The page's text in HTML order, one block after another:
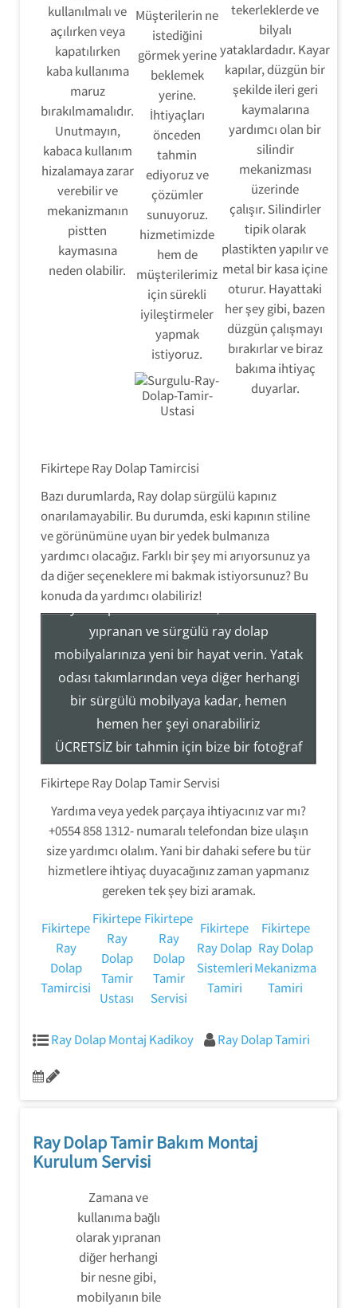
kullanılmalı ve
açılırken veya
kapatılırken
kaba kullanıma
maruz
bırakılmamalıdır.
Unutmayın,
kabaca kullanım
hizalamaya zarar
verebilir ve
mekanizmanın
pistten
kaymasına
neden olabilir.
Müşterilerin ne
istediğini
görmek yerine
beklemek
yerine.
İhtiyaçları
önceden
tahmin
ediyoruz ve
çözümler
sunuyoruz.
hizmetimizde
hem de
müşterilerimiz
için sürekli
iyileştirmeler
yapmak
istiyoruz.
tekerleklerde ve
bilyalı
yataklardadır. Kayar
kapılar, düzgün bir
şekilde ileri geri
kaymalarına
yardımcı olan bir
silindir
mekanizması
üzerinde
çalışır. Silindirler
tipik olarak
plastikten yapılır ve
metal bir kasa içine
oturur. Hayattaki
her şey gibi, bazen
düzgün çalışmayı
bırakırlar ve biraz
bakıma ihtiyaç
duyarlar.
Fikirtepe Ray Dolap Tamircisi
Bazı durumlarda, Ray dolap sürgülü kapınız
onarılamayabilir. Bu durumda, eski kapının stiline
ve görünümüne uyan bir yedek bulmanıza
yardımcı olacağız. Farklı bir şey mi arıyorsunuz ya
da diğer seçeneklere mi bakmak istiyorsunuz? Bu
konuda da yardımcı olabiliriz!
Ray Dolap Tamir Montaj Servisi
Ray Dolap Sistemleri Tamir, Hizmetleri ile
yıpranan ve sürgülü ray dolap
mobilyalarınıza yeni bir hayat verin. Yatak
odası takımlarından veya diğer herhangi
bir sürgülü mobilyaya kadar, hemen
hemen her şeyi onarabiliriz
ÜCRETSİZ bir tahmin için bize bir fotoğraf
gönderin veya hizmetlerimiz hakkında
daha fazla bilgi edinmek için (554) 858-
1312 numaralı telefondan bizi arayın.
Ray Dolap Mekanizma Sistemleri Tamir Montaj
Servisi
Fikirtepe Ray Dolap Tamir Servisi
Yardıma veya yedek parçaya ihtiyacınız var mı?
+0554 858 1312- numaralı telefondan bize ulaşın
size yardımcı olalım. Yani bir dahaki sefere bu tür
hizmetlere ihtiyaç duyacağınız zaman yapmanız
gereken tek şey bizi aramak.
Fikirtepe
Ray
Dolap
Tamircisi
Fikirtepe
Ray
Dolap
Tamir
Ustası
Fikirtepe
Ray
Dolap
Tamir
Servisi
Fikirtepe
Ray Dolap
Sistemleri
Tamiri
Fikirtepe
Ray Dolap
Mekanizma
Tamiri
Ray Dolap Montaj Kadikoy Ray Dolap Tamiri
Ray Dolap Tamir Bakım Montaj
Kurulum Servisi
Zamana ve
kullanıma bağlı
olarak yıpranan
diğer herhangi
bir nesne gibi,
mobilyanın bile